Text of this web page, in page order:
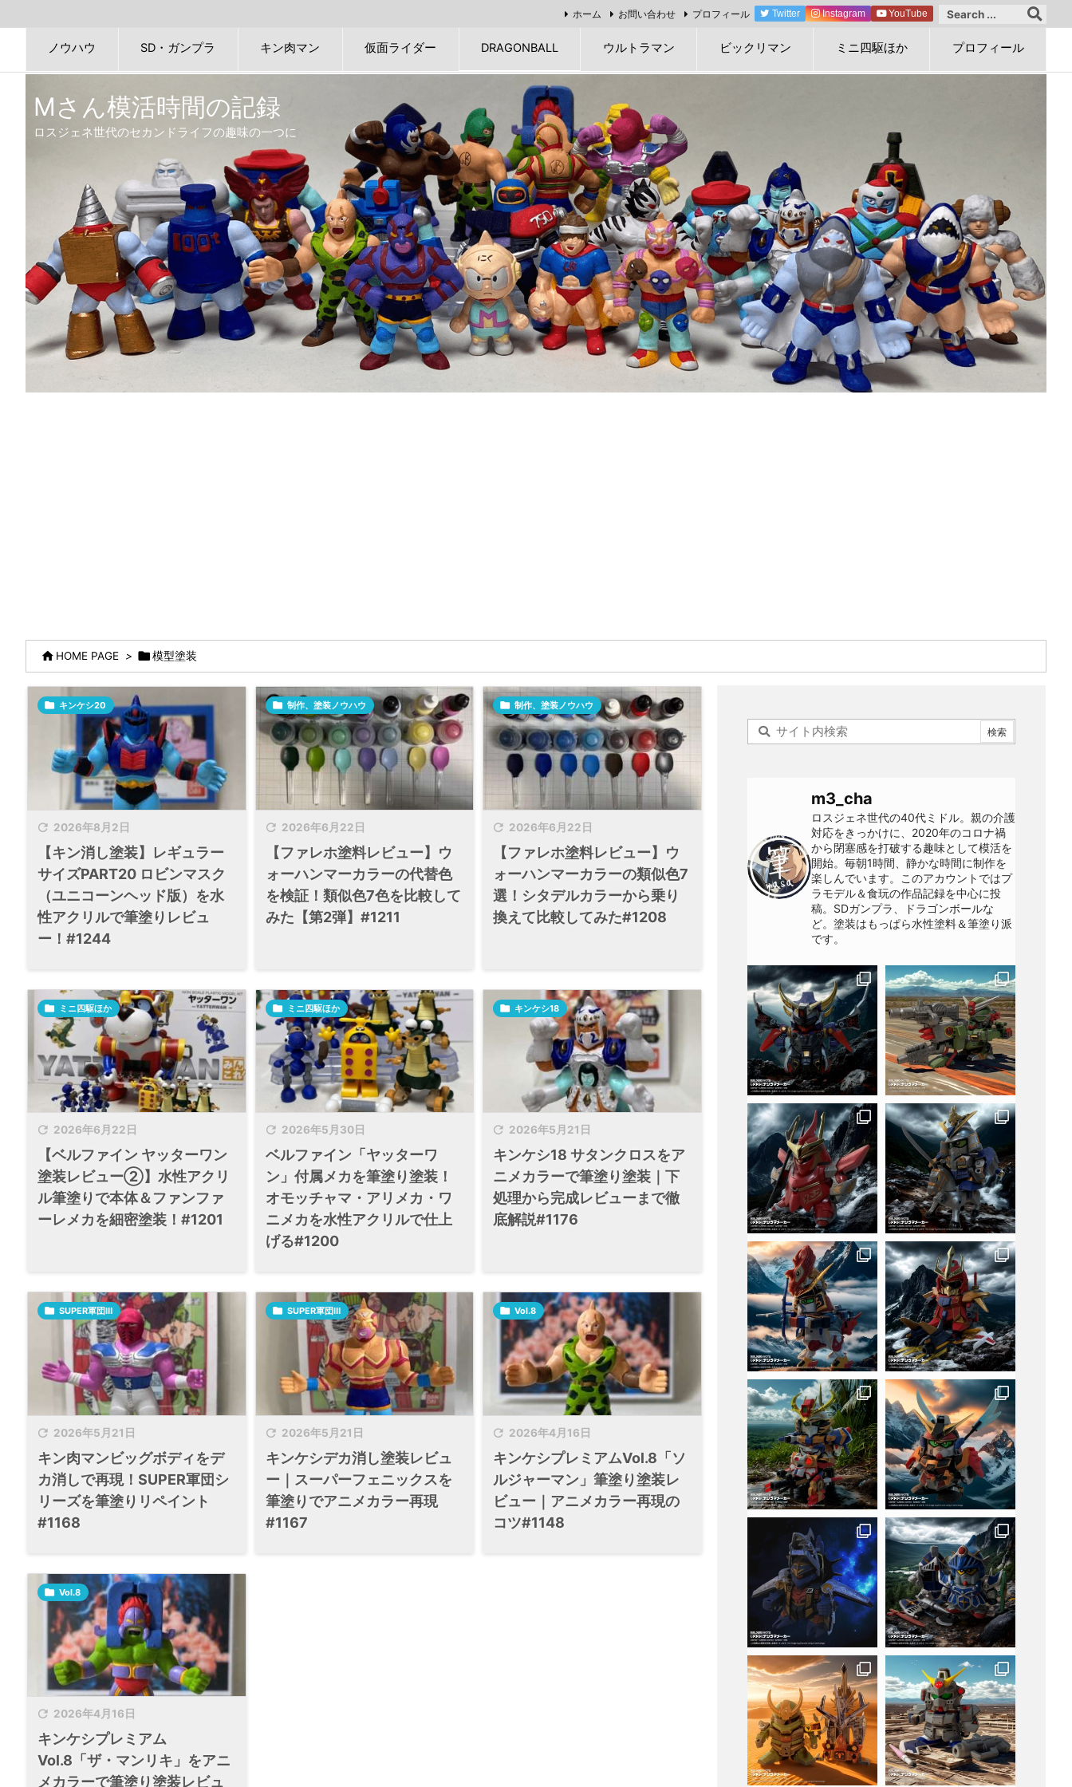
ノウハウ SD・ガンプラ キン肉マン 仮面ライダー DRAGONBALL ウルトラマン ビックリマン ミニ四駆ほか プロフィール
ホーム お問い合わせ プロフィール Twitter Instagram YouTube
Mさん模活時間の記録
ロスジェネ世代のセカンドライフの趣味の一つに
 HOME PAGE > 模型塗装
 2026年8月2日
 キンケシ20
【キン消し塗装】レギュラー
サイズPART20 ロビンマスク
（ユニコーンヘッド版）を水
性アクリルで筆塗りレビュ
ー！#1244
 2026年6月22日
 制作、塗装ノウハウ
【ファレホ塗料レビュー】ウ
ォーハンマーカラーの代替色
を検証！類似色7色を比較して
みた【第2弾】#1211
 2026年6月22日
 制作、塗装ノウハウ
【ファレホ塗料レビュー】ウ
ォーハンマーカラーの類似色7
選！シタデルカラーから乗り
換えて比較してみた#1208
 2026年6月22日
 ミニ四駆ほか
【ベルファイン ヤッターワン
塗装レビュー②】水性アクリ
ル筆塗りで本体＆ファンファ
ーレメカを細密塗装！#1201
 2026年5月30日
 ミニ四駆ほか
ベルファイン「ヤッターワ
ン」付属メカを筆塗り塗装！
オモッチャマ・アリメカ・ワ
ニメカを水性アクリルで仕上
げる#1200
 2026年5月21日
 キンケシ18
キンケシ18 サタンクロスをア
ニメカラーで筆塗り塗装｜下
処理から完成レビューまで徹
底解説#1176
 2026年5月21日
 SUPER軍団Ⅲ
キン肉マンビッグボディをデ
カ消しで再現！SUPER軍団シ
リーズを筆塗りリペイント
#1168
 2026年5月21日
 SUPER軍団Ⅲ
キンケシデカ消し塗装レビュ
ー｜スーパーフェニックスを
筆塗りでアニメカラー再現
#1167
 2026年4月16日
 Vol.8
キンケシプレミアムVol.8「ソ
ルジャーマン」筆塗り塗装レ
ビュー｜アニメカラー再現の
コツ#1148
 2026年4月16日
 Vol.8
キンケシプレミアム
Vol.8「ザ・マンリキ」をアニ
メカラーで筆塗り塗装レビュ
m3_cha
ロスジェネ世代の40代ミドル。親の介護
対応をきっかけに、2020年のコロナ禍
から閉塞感を打破する趣味として模活を
開始。毎朝1時間、静かな時間に制作を
楽しんでいます。このアカウントではプ
ラモデル＆食玩の作品記録を中心に投
稿。SDガンプラ、ドラゴンボールな
ど。塗装はもっぱら水性塗料＆筆塗り派
です。